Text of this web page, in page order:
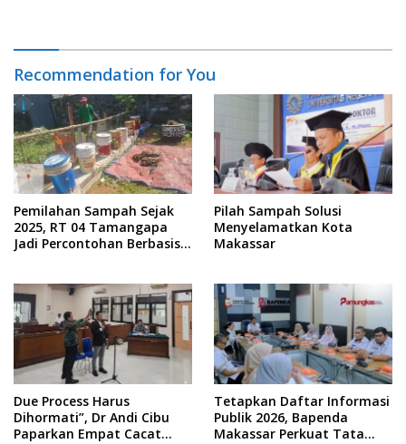
Recommendation for You
Pemilahan Sampah Sejak
2025, RT 04 Tamangapa
Jadi Percontohan Berbasis
Pilah Sampah Solusi
Menyelamatkan Kota
Makassar
Due Process Harus
Dihormati”, Dr Andi Cibu
Paparkan Empat Cacat
Tetapkan Daftar Informasi
Publik 2026, Bapenda
Makassar Perkuat Tata